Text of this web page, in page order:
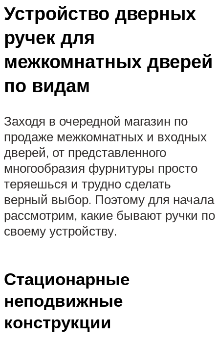
Устройство дверных
ручек для
межкомнатных дверей
по видам
Заходя в очередной магазин по
продаже межкомнатных и входных
дверей, от представленного
многообразия фурнитуры просто
теряешься и трудно сделать
верный выбор. Поэтому для начала
рассмотрим, какие бывают ручки по
своему устройству.
Стационарные
неподвижные
конструкции